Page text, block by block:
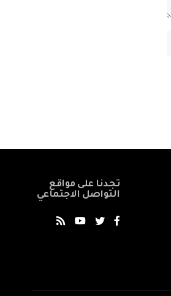
تجدنا على مواقع
التواصل الاجتماعي